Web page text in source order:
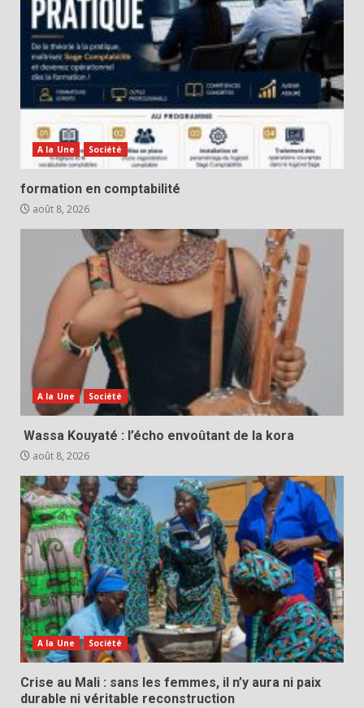
A la Une Société
formation en comptabilité
août 8, 2026
A la Une Société
Wassa Kouyaté : l’écho envoûtant de la kora
août 8, 2026
A la Une Société
Crise au Mali : sans les femmes, il n’y aura ni paix
durable ni véritable reconstruction